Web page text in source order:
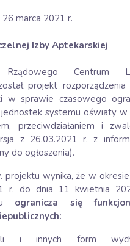
marca 2021 r.
Izby Aptekarskiej
Centrum
projekt rozporządzenia
w sprawie czasowego
systemu oświaty w
przeciwdziałaniem i
z 26.03.2021 r. z
do ogłoszenia).
projektu wynika, że w
r. do dnia 11 kwietnia
ogranicza się
i innych form